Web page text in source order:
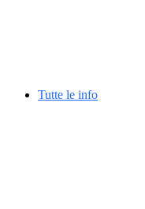
Tutte le info